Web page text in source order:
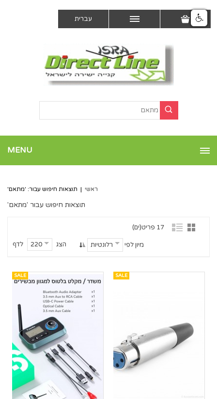
עברית
MENU
ראשי | תוצאות חיפוש עבור: 'מתאם'
תוצאות חיפוש עבור 'מתאם'
17 פריט(ים)
הצג 220 לדף מיון לפי רלונטיות
SALE
SALE